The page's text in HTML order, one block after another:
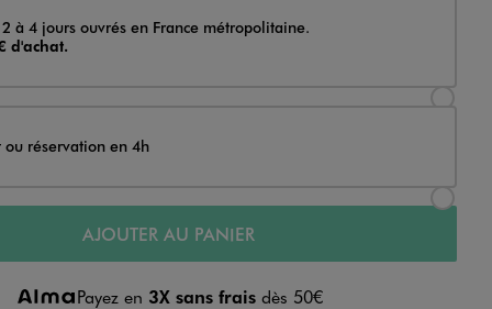
à 4 jours ouvrés en France métropolitaine.
d'achat.
ou réservation en 4h
AJOUTER AU PANIER
Payez en 3X sans fraisdès 50€